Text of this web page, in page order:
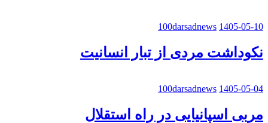
100darsadnews 1405-05-10
نکوداشت مردی از تبار انسانیت
100darsadnews 1405-05-04
مربی اسپانیایی در راه استقلال